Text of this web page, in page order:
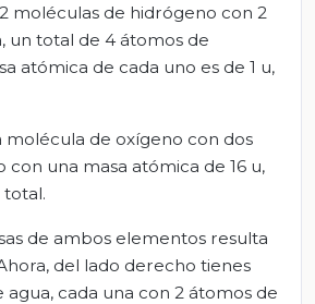
moléculas de hidrógeno con 2
un total de 4 átomos de
atómica de cada uno es de 1 u,
molécula de oxígeno con dos
con una masa atómica de 16 u,
total.
de ambos elementos resulta
del lado derecho tienes
agua, cada una con 2 átomos de